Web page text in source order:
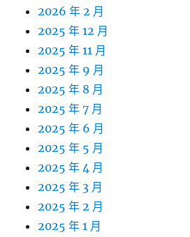
2026 年 2 月
2025 年 12 月
2025 年 11 月
2025 年 9 月
2025 年 8 月
2025 年 7 月
2025 年 6 月
2025 年 5 月
2025 年 4 月
2025 年 3 月
2025 年 2 月
2025 年 1 月